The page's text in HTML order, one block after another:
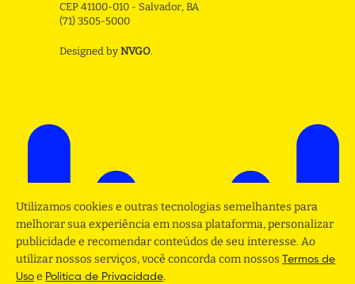
CEP 41100-010 - Salvador, BA
(71) 3505-5000
Designed by NVGO.
Utilizamos cookies e outras tecnologias semelhantes para
melhorar sua experiência em nossa plataforma, personalizar
publicidade e recomendar conteúdos de seu interesse. Ao
utilizar nossos serviços, você concorda com nossos Termos de
Uso e Politica de Privacidade.